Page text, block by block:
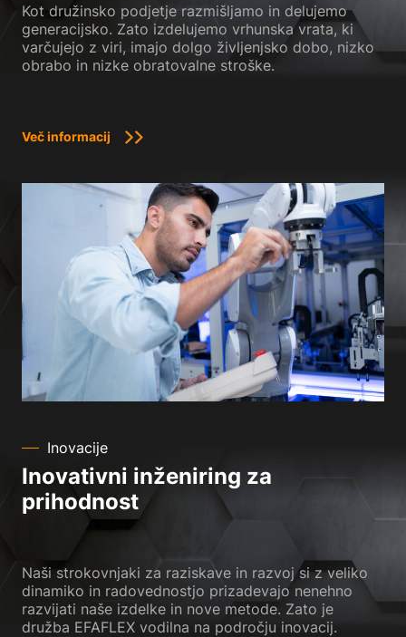
Kot družinsko podjetje razmišljamo in delujemo
generacijsko. Zato izdelujemo vrhunska vrata, ki
varčujejo z viri, imajo dolgo življenjsko dobo, nizko
obrabo in nizke obratovalne stroške.
Več informacij
Inovacije
Inovativni inženiring za
prihodnost
Naši strokovnjaki za raziskave in razvoj si z veliko
dinamiko in radovednostjo prizadevajo nenehno
razvijati naše izdelke in nove metode. Zato je
družba EFAFLEX vodilna na področju inovacij.